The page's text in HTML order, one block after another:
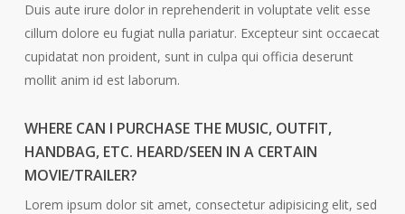
Duis aute irure dolor in reprehenderit in voluptate velit esse
cillum dolore eu fugiat nulla pariatur. Excepteur sint occaecat
cupidatat non proident, sunt in culpa qui officia deserunt
mollit anim id est laborum.
WHERE CAN I PURCHASE THE MUSIC, OUTFIT,
HANDBAG, ETC. HEARD/SEEN IN A CERTAIN
MOVIE/TRAILER?
Lorem ipsum dolor sit amet, consectetur adipisicing elit, sed